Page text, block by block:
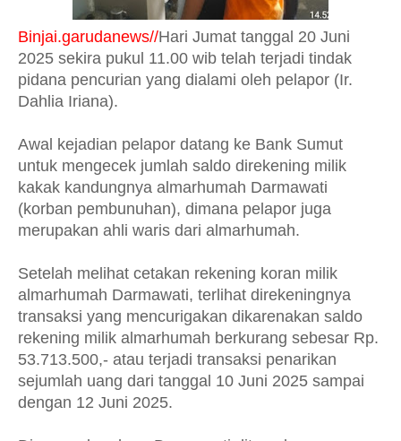
Binjai.garudanews//Hari Jumat tanggal 20 Juni
2025 sekira pukul 11.00 wib telah terjadi tindak
pidana pencurian yang dialami oleh pelapor (Ir.
Dahlia Iriana).
Awal kejadian pelapor datang ke Bank Sumut
untuk mengecek jumlah saldo direkening milik
kakak kandungnya almarhumah Darmawati
(korban pembunuhan), dimana pelapor juga
merupakan ahli waris dari almarhumah.
Setelah melihat cetakan rekening koran milik
almarhumah Darmawati, terlihat direkeningnya
transaksi yang mencurigakan dikarenakan saldo
rekening milik almarhumah berkurang sebesar Rp.
53.713.500,- atau terjadi transaksi penarikan
sejumlah uang dari tanggal 10 Juni 2025 sampai
dengan 12 Juni 2025.